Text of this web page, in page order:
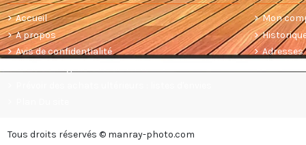
Accueil
A propos
Avis de confidentialité
Mon
Adresses
Tous droits réservés © manray-photo.com